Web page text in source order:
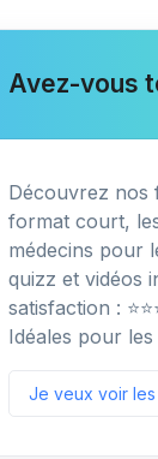
Avez-vous
Découvrez nos
format court,
médecins pour
quizz et vidéos
satisfaction :
Idéales pour
Je veux voir les